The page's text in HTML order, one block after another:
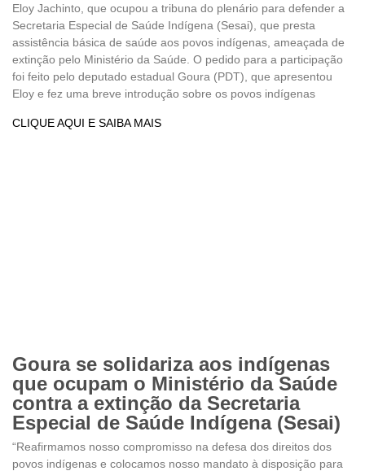
Eloy Jachinto, que ocupou a tribuna do plenário para defender a
Secretaria Especial de Saúde Indígena (Sesai), que presta
assistência básica de saúde aos povos indígenas, ameaçada de
extinção pelo Ministério da Saúde. O pedido para a participação
foi feito pelo deputado estadual Goura (PDT), que apresentou
Eloy e fez uma breve introdução sobre os povos indígenas
CLIQUE AQUI E SAIBA MAIS
Goura se solidariza aos indígenas
que ocupam o Ministério da Saúde
contra a extinção da Secretaria
Especial de Saúde Indígena (Sesai)
“Reafirmamos nosso compromisso na defesa dos direitos dos
povos indígenas e colocamos nosso mandato à disposição para